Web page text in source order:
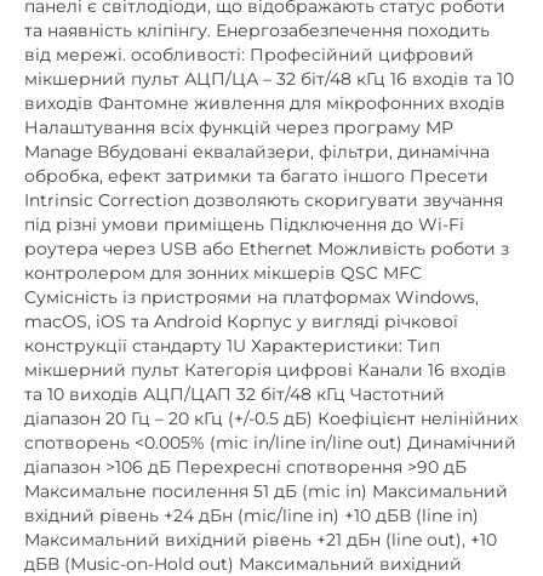
панелі є світлодіоди, що відображають статус роботи
та наявність кліпінгу. Енергозабезпечення походить
від мережі. особливості: Професійний цифровий
мікшерний пульт АЦП/ЦА – 32 біт/48 кГц 16 входів та 10
виходів Фантомне живлення для мікрофонних входів
Налаштування всіх функцій через програму MP
Manage Вбудовані еквалайзери, фільтри, динамічна
обробка, ефект затримки та багато іншого Пресети
Intrinsic Correction дозволяють скоригувати звучання
під різні умови приміщень Підключення до Wi-Fi
роутера через USB або Ethernet Можливість роботи з
контролером для зонних мікшерів QSC MFC
Сумісність із пристроями на платформах Windows,
macOS, iOS та Android Корпус у вигляді річкової
конструкції стандарту 1U Характеристики: Тип
мікшерний пульт Категорія цифрові Канали 16 входів
та 10 виходів АЦП/ЦАП 32 біт/48 кГц Частотний
діапазон 20 Гц – 20 кГц (+/-0.5 дБ) Коефіцієнт нелінійних
спотворень <0.005% (mic in/line in/line out) Динамічний
діапазон >106 дБ Перехресні спотворення >90 дБ
Максимальне посилення 51 дБ (mic in) Максимальний
вхідний рівень +24 дБн (mic/line in) +10 дБВ (line in)
Максимальний вихідний рівень +21 дБн (line out), +10
дБВ (Music-on-Hold out) Максимальний вихідний